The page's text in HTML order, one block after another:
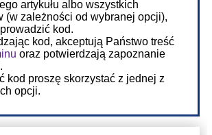
artykułu albo wszystkich
(w zależności od wybranej opcji),
kod.
kod, akceptują Państwo treść
oraz potwierdzają zapoznanie
kod proszę skorzystać z jednej z
opcji.